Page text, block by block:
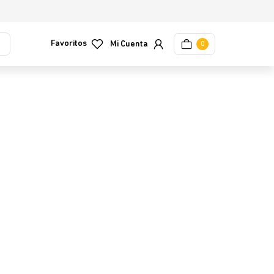
Favoritos 0